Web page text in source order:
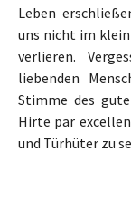
Leben
uns nicht im
verlieren.
liebenden
Stimme des
Hirte par
und Türhüter zu